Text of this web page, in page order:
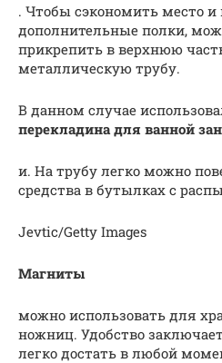
. Чтобы сэкономить место и
дополнительные полки,
прикрепить в верхнюю
металлическую трубу.
В данном случае
перекладина для ванной
и. На трубу легко можно
средства в бутылках с
Jevtic/Getty Images
Магниты
можно использовать для
ножниц. Удобство
легко достать в любой